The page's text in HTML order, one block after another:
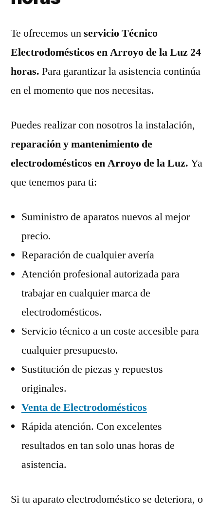
Te ofrecemos unservicio Técnico
Electrodomésticos en Arroyo de la Luz 24
horas. Para garantizar la asistencia continúa
en el momento que nos necesitas.
Puedes realizar con nosotros la instalación,
reparación y mantenimiento de
electrodomésticos en Arroyo de la Luz. Ya
que tenemos para ti:
Suministro de aparatos nuevos al mejor
precio.
Reparación de cualquier avería
Atención profesional autorizada para
trabajar en cualquier marca de
electrodomésticos.
Servicio técnico a un coste accesible para
cualquier presupuesto.
Sustitución de piezas y repuestos
originales.
Venta de Electrodomésticos
Rápida atención. Con excelentes
resultados en tan solo unas horas de
asistencia.
Si tu aparato electrodoméstico se deteriora, o